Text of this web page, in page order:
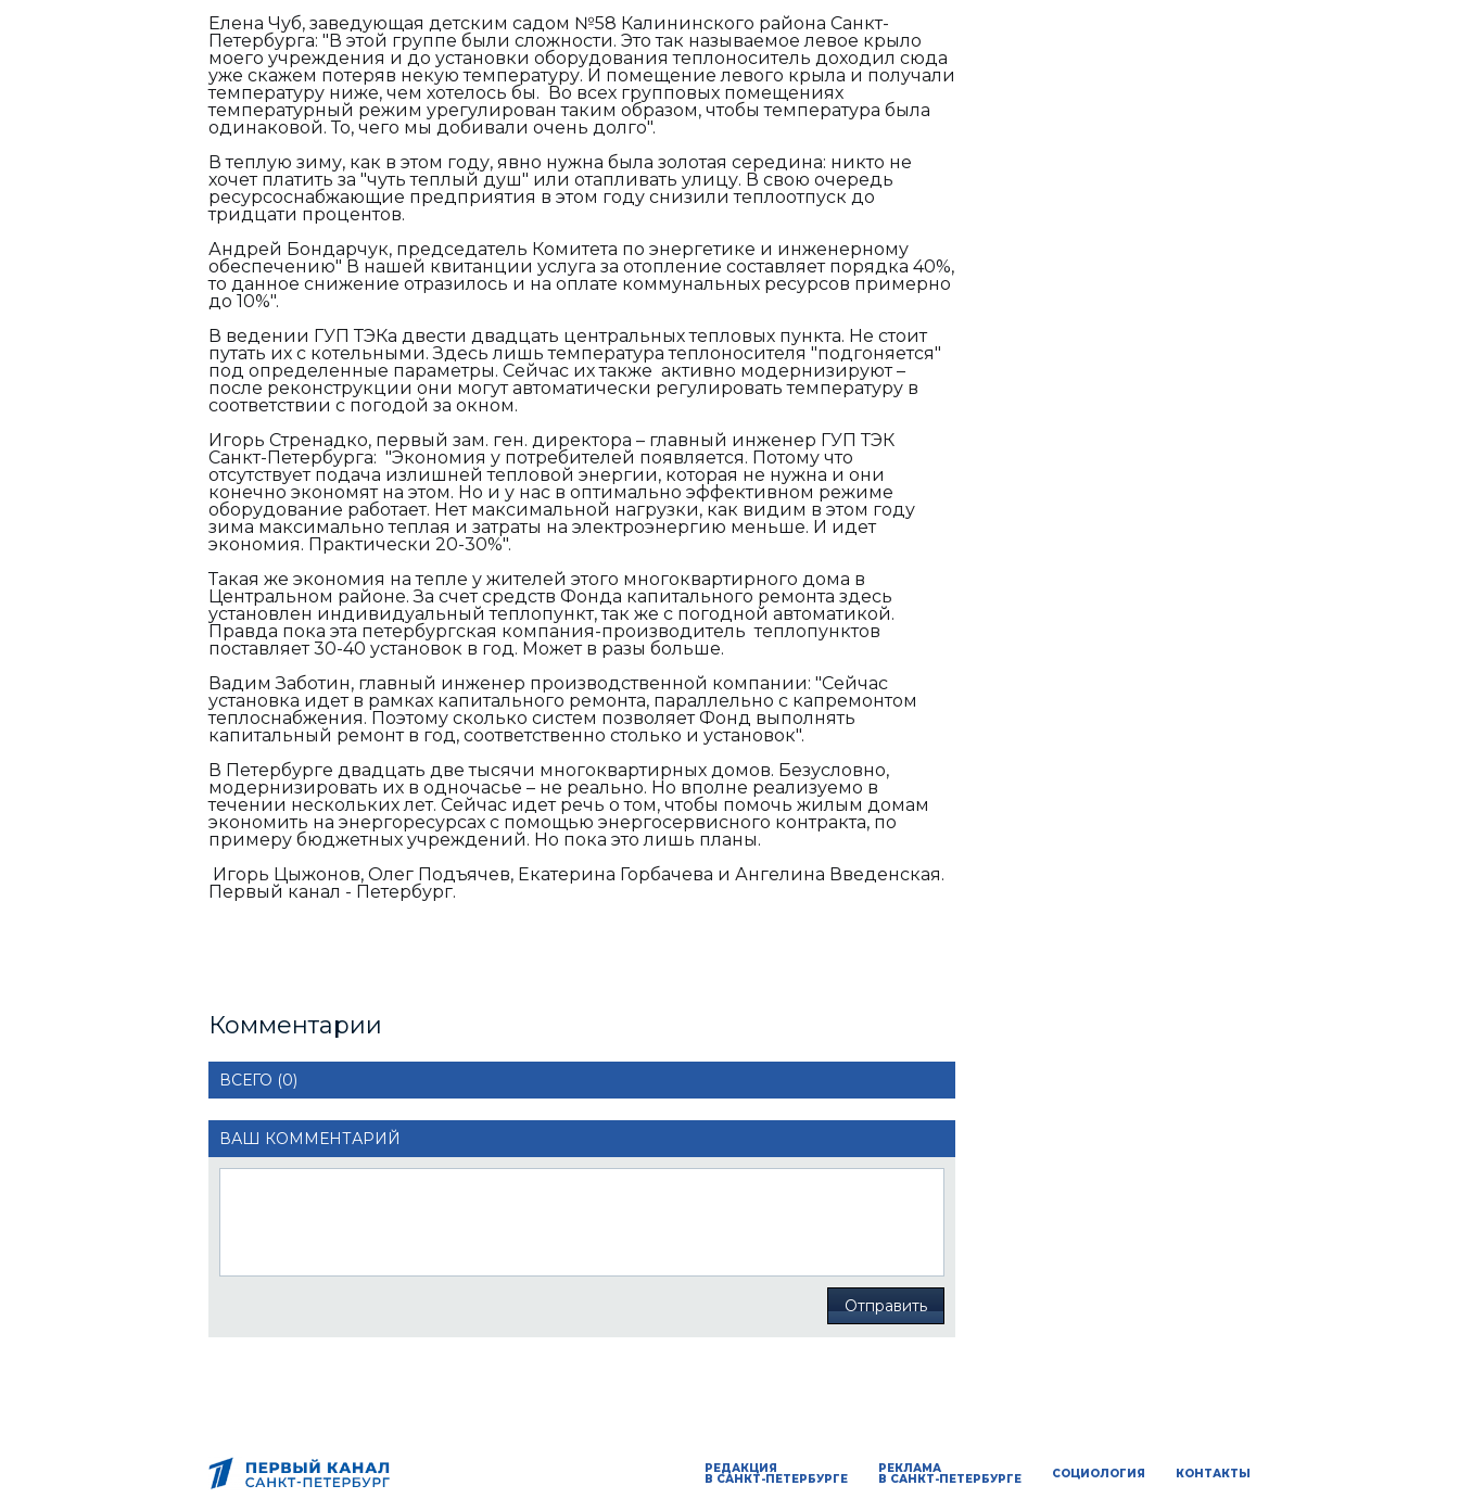
Елена Чуб, заведующая детским садом №58 Калининского района Санкт-
Петербурга: "В этой группе были сложности. Это так называемое левое крыло
моего учреждения и до установки оборудования теплоноситель доходил сюда
уже скажем потеряв некую температуру. И помещение левого крыла и получали
температуру ниже, чем хотелось бы. Во всех групповых помещениях
температурный режим урегулирован таким образом, чтобы температура была
одинаковой. То, чего мы добивали очень долго".
В теплую зиму, как в этом году, явно нужна была золотая середина: никто не
хочет платить за "чуть теплый душ" или отапливать улицу. В свою очередь
ресурсоснабжающие предприятия в этом году снизили теплоотпуск до
тридцати процентов.
Андрей Бондарчук, председатель Комитета по энергетике и инженерному
обеспечению" В нашей квитанции услуга за отопление составляет порядка 40%,
то данное снижение отразилось и на оплате коммунальных ресурсов примерно
до 10%".
В ведении ГУП ТЭКа двести двадцать центральных тепловых пункта. Не стоит
путать их с котельными. Здесь лишь температура теплоносителя "подгоняется"
под определенные параметры. Сейчас их также активно модернизируют –
после реконструкции они могут автоматически регулировать температуру в
соответствии с погодой за окном.
Игорь Стренадко, первый зам. ген. директора – главный инженер ГУП ТЭК
Санкт-Петербурга: "Экономия у потребителей появляется. Потому что
отсутствует подача излишней тепловой энергии, которая не нужна и они
конечно экономят на этом. Но и у нас в оптимально эффективном режиме
оборудование работает. Нет максимальной нагрузки, как видим в этом году
зима максимально теплая и затраты на электроэнергию меньше. И идет
экономия. Практически 20-30%".
Такая же экономия на тепле у жителей этого многоквартирного дома в
Центральном районе. За счет средств Фонда капитального ремонта здесь
установлен индивидуальный теплопункт, так же с погодной автоматикой.
Правда пока эта петербургская компания-производитель теплопунктов
поставляет 30-40 установок в год. Может в разы больше.
Вадим Заботин, главный инженер производственной компании: "Сейчас
установка идет в рамках капитального ремонта, параллельно с капремонтом
теплоснабжения. Поэтому сколько систем позволяет Фонд выполнять
капитальный ремонт в год, соответственно столько и установок".
В Петербурге двадцать две тысячи многоквартирных домов. Безусловно,
модернизировать их в одночасье – не реально. Но вполне реализуемо в
течении нескольких лет. Сейчас идет речь о том, чтобы помочь жилым домам
экономить на энергоресурсах с помощью энергосервисного контракта, по
примеру бюджетных учреждений. Но пока это лишь планы.
Игорь Цыжонов, Олег Подъячев, Екатерина Горбачева и Ангелина Введенская.
Первый канал - Петербург.
Комментарии
ВСЕГО (0)
ВАШ КОММЕНТАРИЙ
Отправить
РЕДАКЦИЯ
В САНКТ-ПЕТЕРБУРГЕ
РЕКЛАМА
В САНКТ-ПЕТЕРБУРГЕ СОЦИОЛОГИЯ КОНТАКТЫ